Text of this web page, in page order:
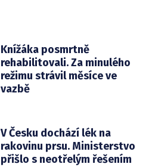
Knížáka posmrtně
rehabilitovali. Za minulého
režimu strávil měsíce ve
vazbě
V Česku dochází lék na
rakovinu prsu. Ministerstvo
přišlo s neotřelým řešením